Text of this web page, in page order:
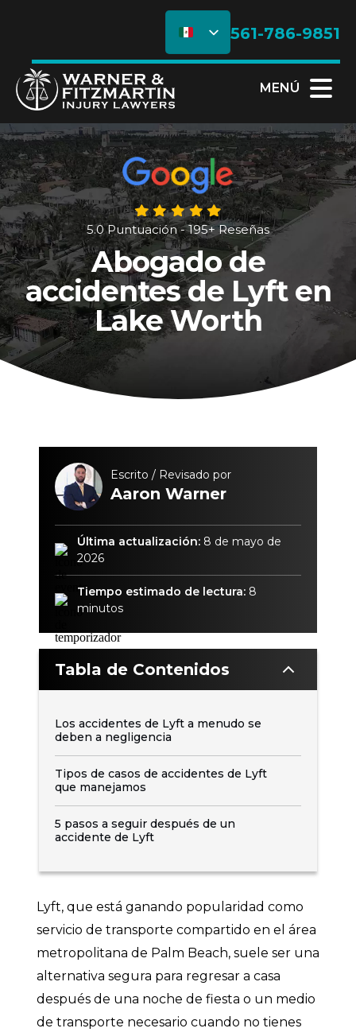
561-786-9851
MENÚ
5.0 Puntuación - 195+ Reseñas
Abogado de
accidentes de Lyft en
Lake Worth
Escrito / Revisado por
Aaron Warner
Última actualización: 8 de mayo de
2026
Tiempo estimado de lectura: 8
minutos
Tabla de Contenidos
Los accidentes de Lyft a menudo se
deben a negligencia
Tipos de casos de accidentes de Lyft
que manejamos
5 pasos a seguir después de un
accidente de Lyft
Lyft, que está ganando popularidad como
servicio de transporte compartido en el área
metropolitana de Palm Beach, suele ser una
alternativa segura para regresar a casa
después de una noche de fiesta o un medio
de transporte necesario cuando no tienes